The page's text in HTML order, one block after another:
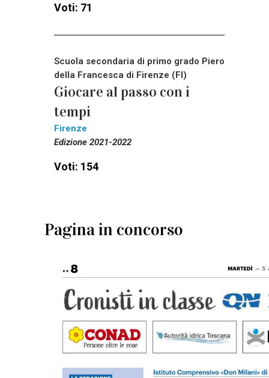
Voti: 71
Scuola secondaria di primo grado Piero
della Francesca di Firenze (FI)
Giocare al passo con i
tempi
Firenze
Edizione 2021-2022
Voti: 154
Pagina in concorso